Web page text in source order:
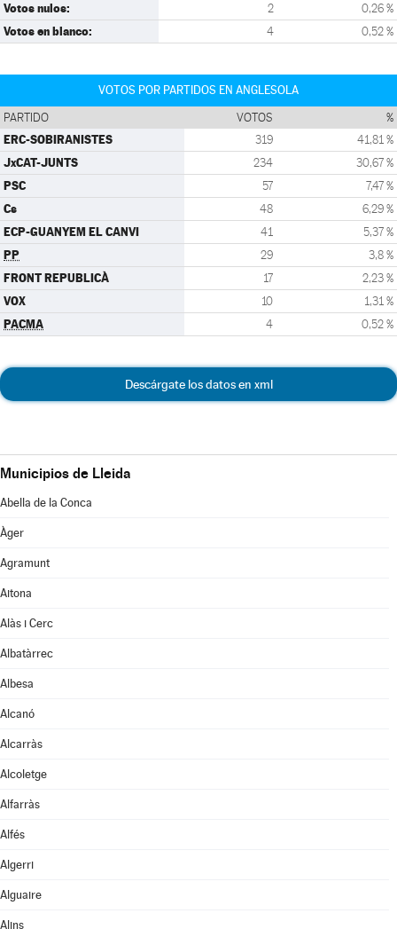
Votos nulos: 2 0,26 %
Votos en blanco: 4 0,52 %
VOTOS POR PARTIDOS EN ANGLESOLA
PARTIDO VOTOS %
ERC-SOBIRANISTES 319 41,81 %
JxCAT-JUNTS 234 30,67 %
PSC 57 7,47 %
Cs 48 6,29 %
ECP-GUANYEM EL CANVI 41 5,37 %
PP 29 3,8 %
FRONT REPUBLICÀ 17 2,23 %
VOX 10 1,31 %
PACMA 4 0,52 %
Descárgate los datos en xml
Municipios de Lleida
Abella de la Conca
Àger
Agramunt
Aitona
Alàs i Cerc
Albatàrrec
Albesa
Alcanó
Alcarràs
Alcoletge
Alfarràs
Alfés
Algerri
Alguaire
Alins